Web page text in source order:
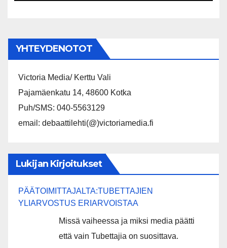
YHTEYDENOTOT
Victoria Media/ Kerttu Vali
Pajamäenkatu 14, 48600 Kotka
Puh/SMS: 040-5563129
email: debaattilehti(@)victoriamedia.fi
Lukijan Kirjoitukset
PÄÄTOIMITTAJALTA:TUBETTAJIEN
YLIARVOSTUS ERIARVOISTAA
Missä vaiheessa ja miksi media päätti
että vain Tubettajia on suosittava.